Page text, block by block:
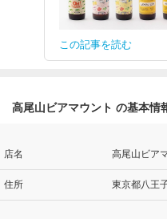
この記事を読む
高尾山ビアマウント の基本情
店名 高尾山ビア
住所 東京都八王